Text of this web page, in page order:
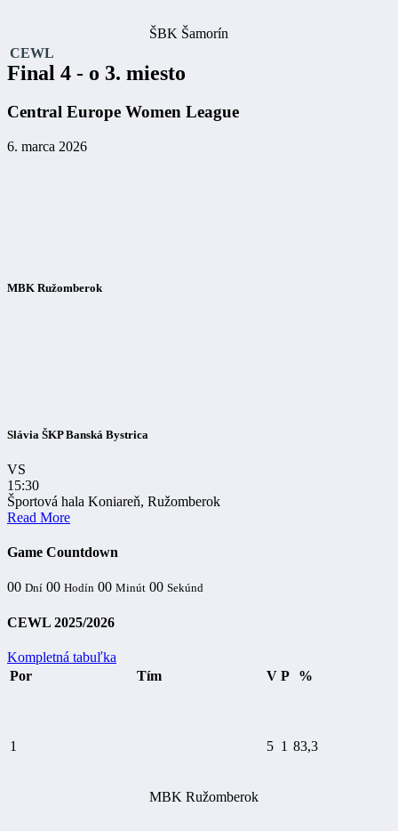
ŠBK Šamorín
CEWL
Final 4 - o 3. miesto
Central Europe Women League
6. marca 2026
MBK Ružomberok
Slávia ŠKP Banská Bystrica
VS
15:30
Športová hala Koniareň, Ružomberok
Read More
Game Countdown
00 Dní 00 Hodín 00 Minút 00 Sekúnd
CEWL 2025/2026
Kompletná tabuľka
Por
Tím V P %
1
MBK Ružomberok
5 1 83,3